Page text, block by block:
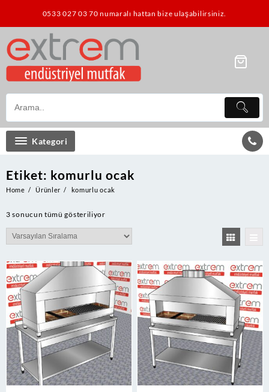
0533 027 03 70 numaralı hattan bize ulaşabilirsiniz.
Kategori
Etiket: komurlu ocak
Home Ürünler komurlu ocak
3 sonucun tümü gösteriliyor